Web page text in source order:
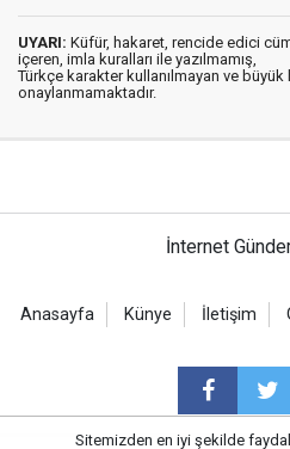
UYARI: Küfür, hakaret, rencide edici
içeren, imla kuralları ile yazılmamış,
Türkçe karakter kullanılmayan ve büyük
onaylanmamaktadır.
İnternet
Anasayfa Künye İletişim
Sitemizden en iyi şekilde